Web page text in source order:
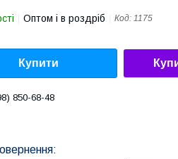
Оптом і в роздріб Код: 1175
Купити
850-68-48